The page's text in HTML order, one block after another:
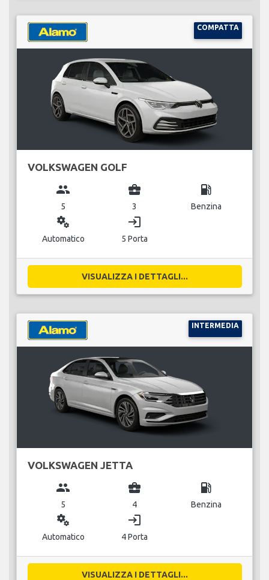
COMPATTA
VOLKSWAGEN GOLF
group
5
business_center
3
local_gas_station
Benzina
miscellaneous_services
Automatico
login
5 Porta
VISUALIZZA I DETTAGLI...
INTERMEDIA
VOLKSWAGEN JETTA
group
5
business_center
4
local_gas_station
Benzina
miscellaneous_services
Automatico
login
4 Porta
VISUALIZZA I DETTAGLI...